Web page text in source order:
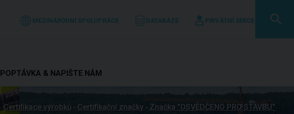
MEZINÁRODNÍ SPOLUPRÁCE DATABÁZE PRIVÁTNÍ SEKCE
POPTÁVKA & NAPIŠTE NÁM
Certifikace výrobků Certifikační značky Značka "OSVĚDČENO PRO STAVBU"